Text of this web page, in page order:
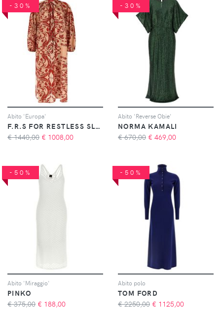
-30%
Abito 'Europa'
F.R.S FOR RESTLESS SLEEPERS
€ 1440,00 € 1008,00
-30%
Abito 'Reverse Obie'
NORMA KAMALI
€ 670,00 € 469,00
-50%
Abito 'Miraggio'
PINKO
€ 375,00 € 188,00
-50%
Abito polo
TOM FORD
€ 2250,00 € 1125,00